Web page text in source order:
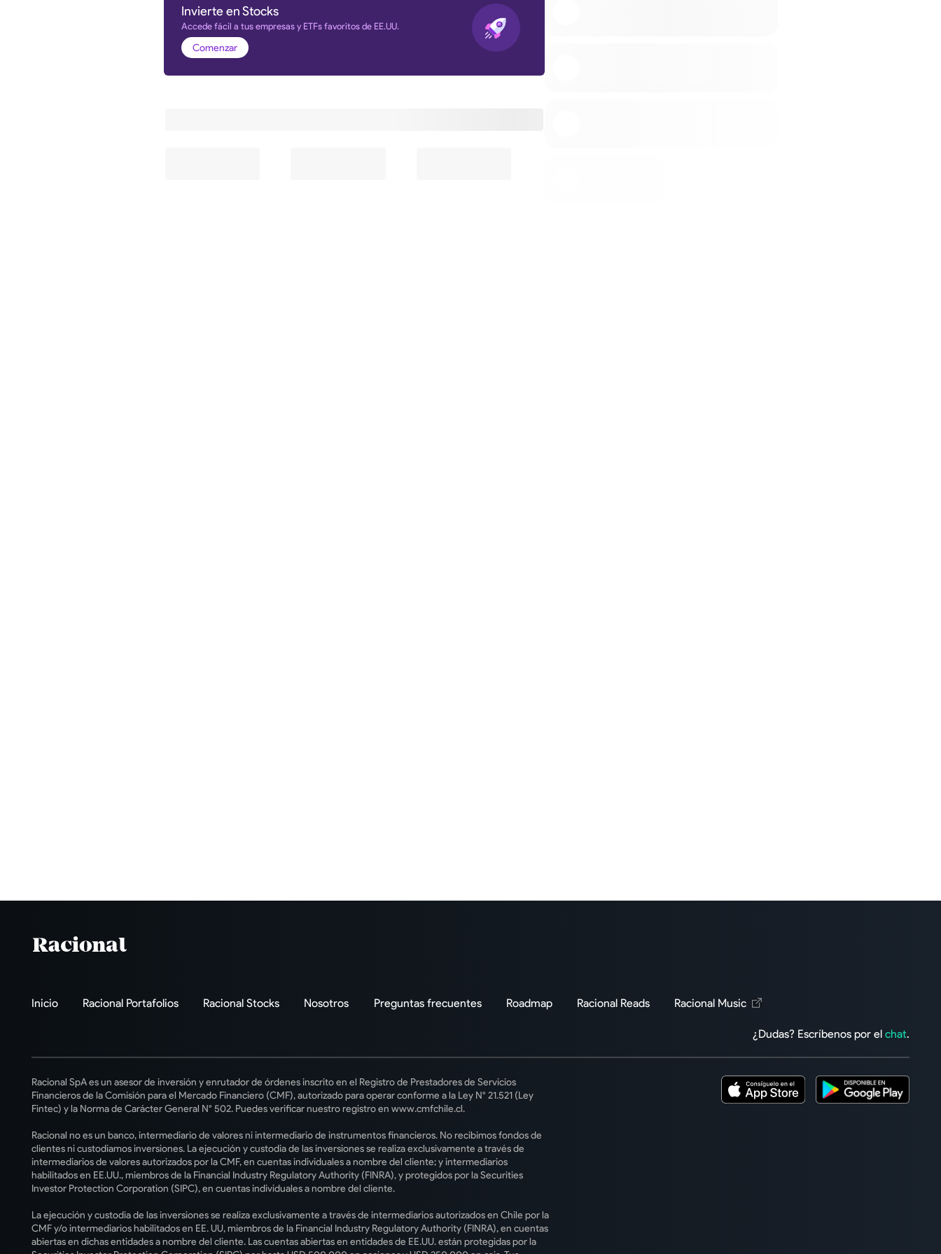
Invierte en Stocks
Accede fácil a tus empresas y ETFs favoritos de EE.UU.
Comenzar
Inicio Racional Portafolios Racional Stocks Nosotros Preguntas frecuentes Roadmap Racional Reads Racional Music
¿Dudas? Escríbenos por el chat.
Racional SpA es un asesor de inversión y enrutador de órdenes inscrito en el Registro de Prestadores de Servicios
Financieros de la Comisión para el Mercado Financiero (CMF), autorizado para operar conforme a la Ley N° 21.521 (Ley
Fintec) y la Norma de Carácter General N° 502. Puedes verificar nuestro registro en www.cmfchile.cl.
Racional no es un banco, intermediario de valores ni intermediario de instrumentos financieros. No recibimos fondos de
clientes ni custodiamos inversiones. La ejecución y custodia de las inversiones se realiza exclusivamente a través de
intermediarios de valores autorizados por la CMF, en cuentas individuales a nombre del cliente; y intermediarios
habilitados en EE.UU., miembros de la Financial Industry Regulatory Authority (FINRA), y protegidos por la Securities
Investor Protection Corporation (SIPC), en cuentas individuales a nombre del cliente.
La ejecución y custodia de las inversiones se realiza exclusivamente a través de intermediarios autorizados en Chile por la
CMF y/o intermediarios habilitados en EE. UU, miembros de la Financial Industry Regulatory Authority (FINRA), en cuentas
abiertas en dichas entidades a nombre del cliente. Las cuentas abiertas en entidades de EE.UU. están protegidas por la